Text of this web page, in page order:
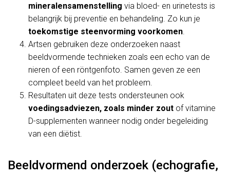
mineralensamenstelling via bloed- en urinetests is
belangrijk bij preventie en behandeling. Zo kun je
toekomstige steenvorming voorkomen
Artsen gebruiken deze onderzoeken naast
beeldvormende technieken zoals een echo van de
nieren of een röntgenfoto. Samen geven ze een
compleet beeld van het probleem.
Resultaten uit deze tests ondersteunen ook
voedingsadviezen, zoals minder zout of vitamine
D-supplementen wanneer nodig onder begeleiding
van een diëtist.
Beeldvormend onderzoek (echografie,